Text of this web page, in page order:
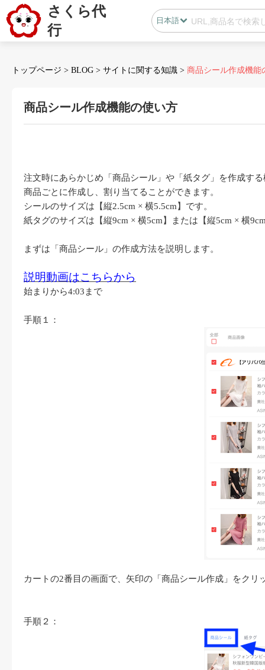
さくら代
行
日本語
中国語
会員センター
B2B代行
無在庫代行(D2C)
BLOG
カスタマサポート
トップページ > BLOG > サイトに関する知識 > 商品シール作成機能
商品シール作成機能の使い方
注文時にあらかじめ「商品シール」や「紙タグ」を作成す
商品ごとに作成し、割り当てることができます。
シールのサイズは【縦2.5cm × 横5.5cm 】です。
紙タグのサイズは【縦9cm × 横5cm 】または【縦5cm × 横9
まずは「商品シール」の作成方法を説明します。
説明動画はこちらから
始まりから4:03まで
手順１：
カートの2番目の画面で、矢印の「商品シール作成」をクリ
手順２：